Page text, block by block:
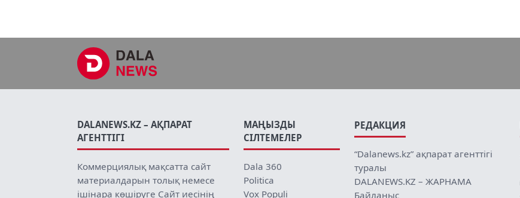
DALANEWS.KZ – АҚПАРАТ
АГЕНТТІГІ
Коммерциялық мақсатта сайт
материалдарын толық немесе
ішінара көшіруге Сайт иесінің
МАҢЫЗДЫ
СІЛТЕМЕЛЕР
Dala 360
Politica
Vox Populi
РЕДАКЦИЯ
“Dalanews.kz” ақпарат агенттігі
туралы
DALANEWS.KZ – ЖАРНАМА
Байланыс